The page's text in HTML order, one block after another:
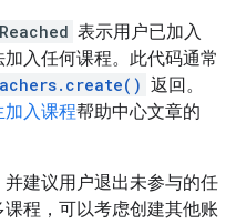
表示用户已加入
入任何课程。此代码通常
返回。
加入课程帮助中心文章的
建议用户退出未参与的任
程，可以考虑创建其他账